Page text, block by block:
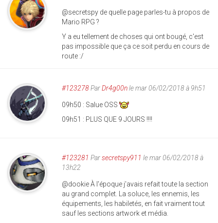
@secretspy de quelle page parles-tu à propos de
Mario RPG ?
Y a eu tellement de choses qui ont bougé, c'est
pas impossible que ça ce soit perdu en cours de
route :/
#123278ParDr4g00nle mar 06/02/2018 à 9h51
09h50 : Salue OSS
09h51 : PLUS QUE 9 JOURS !!!!
#123281 Parsecretspy911 le mar 06/02/2018 à
13h22
@dookie À l'époque j'avais refait toute la section
au grand complet. La soluce, les ennemis, les
équipements, les habiletés, en fait vraiment tout
sauf les sections artwork et média.